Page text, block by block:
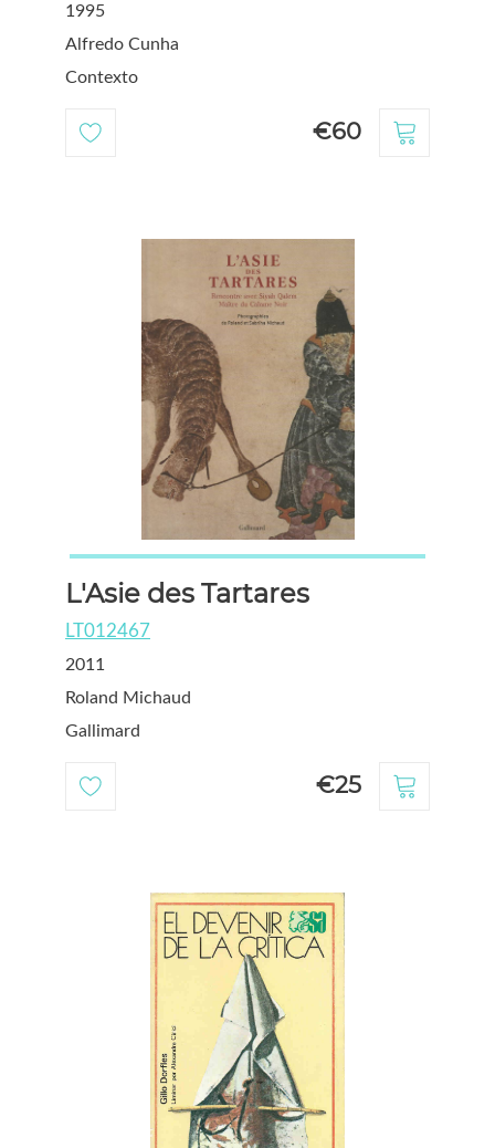
1995
Alfredo Cunha
Contexto
€60
L'Asie des Tartares
LT012467
2011
Roland Michaud
Gallimard
€25